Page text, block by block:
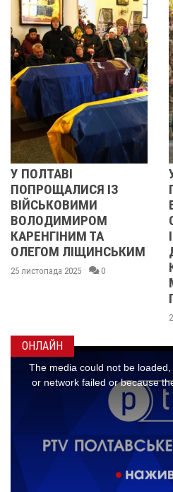
У ПОЛТАВІ
ПОПРОЩАЛИСЯ ІЗ
БІЙЦЯМИ
ОЛЕКСАНДРОМ
ІВАЩЕНКОМ,
ДМИТРОМ
КИСЛИЧЕНКОМ ТА
ОНЛАЙН